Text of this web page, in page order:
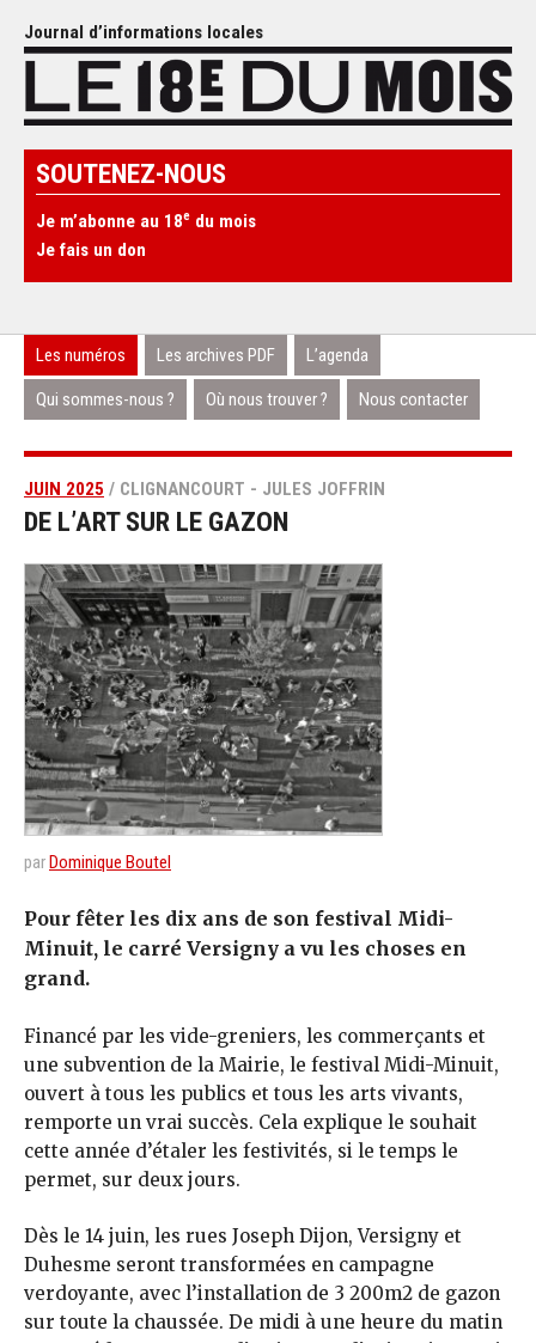
Journal d’informations locales
SOUTENEZ-NOUS
Je m’abonne au 18e du mois
Je fais un don
Les numéros Les archives PDF L’agenda
Qui sommes-nous ? Où nous trouver ? Nous contacter
JUIN 2025 / CLIGNANCOURT - JULES JOFFRIN
DE L’ART SUR LE GAZON
par Dominique Boutel
Pour fêter les dix ans de son festival Midi-
Minuit, le carré Versigny a vu les choses en
grand.
Financé par les vide-greniers, les commerçants et
une subvention de la Mairie, le festival Midi-Minuit,
ouvert à tous les publics et tous les arts vivants,
remporte un vrai succès. Cela explique le souhait
cette année d’étaler les festivités, si le temps le
permet, sur deux jours.
Dès le 14 juin, les rues Joseph Dijon, Versigny et
Duhesme seront transformées en campagne
verdoyante, avec l’installation de 3 200m2 de gazon
sur toute la chaussée. De midi à une heure du matin